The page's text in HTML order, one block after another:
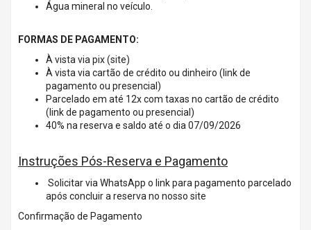
Água mineral no veículo.
FORMAS DE PAGAMENTO:
À vista via pix (site)
À vista via cartão de crédito ou dinheiro (link de
pagamento ou presencial)
Parcelado em até 12x com taxas no cartão de crédito
(link de pagamento ou presencial)
40% na reserva e saldo até o dia 07/09/2026
Instruções Pós-Reserva e Pagamento
Solicitar via WhatsApp o link para pagamento parcelado
após concluir a reserva no nosso site
Confirmação de Pagamento